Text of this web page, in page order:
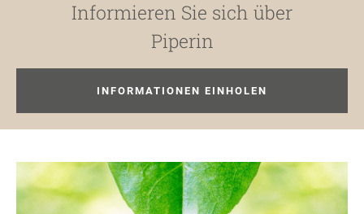
Informieren Sie sich über
Piperin
INFORMATIONEN EINHOLEN